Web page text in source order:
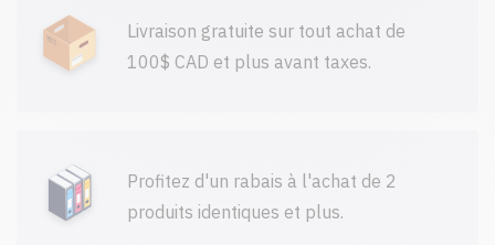
Livraison gratuite sur tout achat de
100$ CAD et plus avant taxes.
Profitez d'un rabais à l'achat de 2
produits identiques et plus.